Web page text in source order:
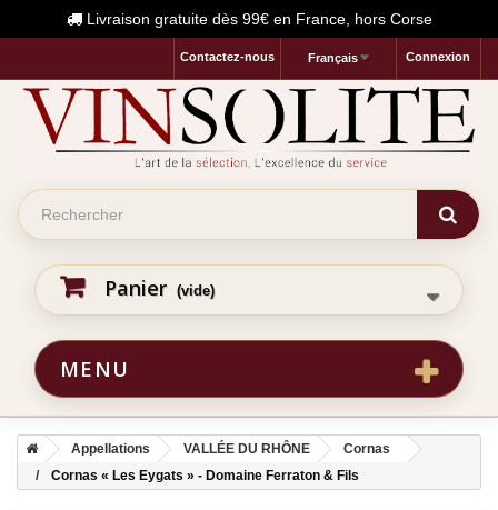
Livraison gratuite dès 99€ en France, hors Corse
Connexion
Français
Contactez-nous
Panier (vide)
MENU
Appellations VALLÉE DU RHÔNE
Cornas
Cornas « Les Eygats » - Domaine Ferraton & Fils